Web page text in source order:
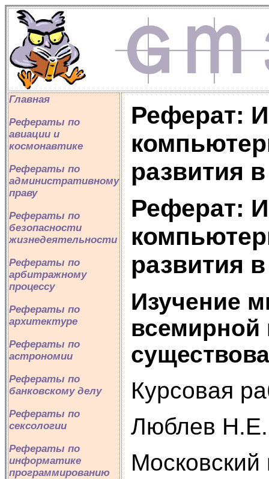
Главная
Рефераты по
авиации и
космонавтике
Рефераты по
административному
праву
Рефераты по
безопасности
жизнедеятельности
Рефераты по
арбитражному
процессу
Рефераты по
архитектуре
Рефераты по
астрономии
Рефераты по
банковскому делу
Рефераты по
сексологии
Рефераты по
информатике
программированию
Реферат:
развития
Реферат:
развития
Изучение
всемирной
Курсовая
Люблев